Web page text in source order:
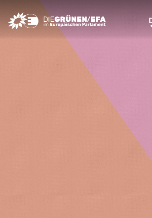
Greens/EFA Home